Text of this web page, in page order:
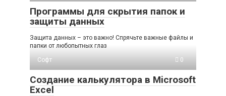
Программы для скрытия папок и
защиты данных
Защита данных – это важно! Спрячьте важные файлы и
папки от любопытных глаз
Софт
0
Создание калькулятора в Microsoft
Excel